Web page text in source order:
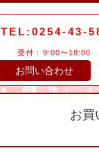
TEL:0254-43-
受付：9:00〜18:00
お問い合わせ
お買